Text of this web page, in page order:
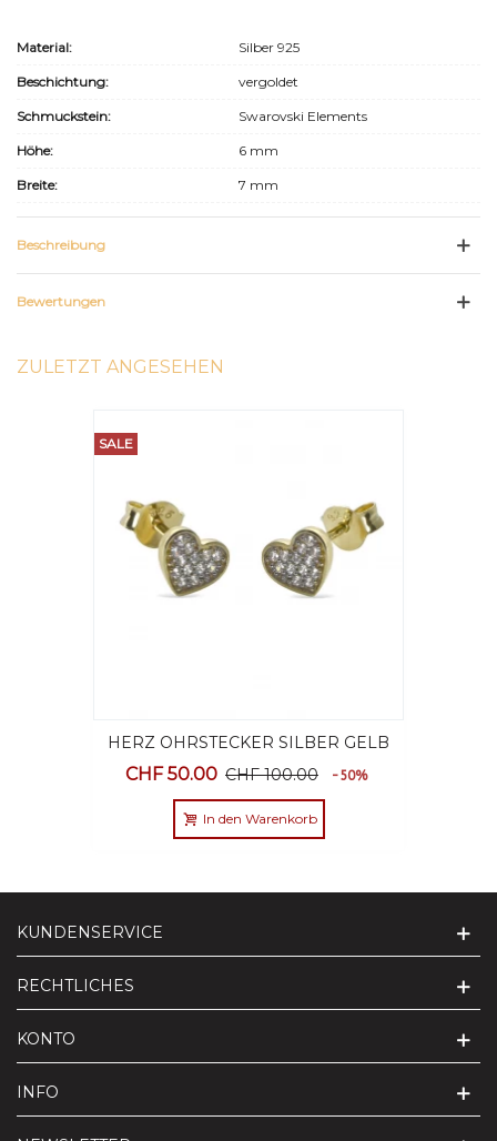
Material: Silber 925
Beschichtung: vergoldet
Schmuckstein: Swarovski Elements
Höhe: 6 mm
Breite: 7 mm
Beschreibung
Bewertungen
ZULETZT ANGESEHEN
SALE
HERZ OHRSTECKER SILBER GELB
VERGOLDET MIT SCHMUCKETUI
CHF 50.00 CHF 100.00 -50%
In den Warenkorb
KUNDENSERVICE
RECHTLICHES
KONTO
INFO